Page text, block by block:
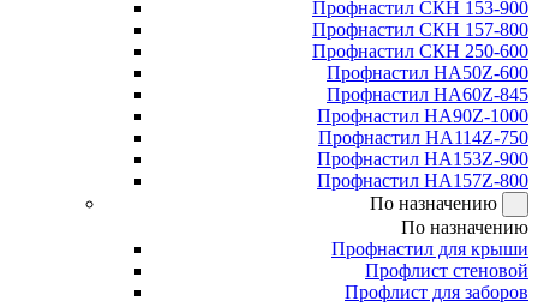
Профнастил СКН 153-900
Профнастил СКН 157-800
Профнастил СКН 250-600
Профнастил НА50Z-600
Профнастил НА60Z-845
Профнастил НА90Z-1000
Профнастил НА114Z-750
Профнастил НА153Z-900
Профнастил НА157Z-800
По назначению
По назначению
Профнастил для крыши
Профлист стеновой
Профлист для заборов